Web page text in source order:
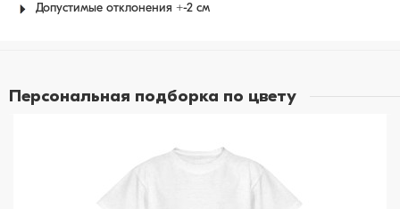
Допустимые отклонения +-2 см
Персональная подборка по цвету